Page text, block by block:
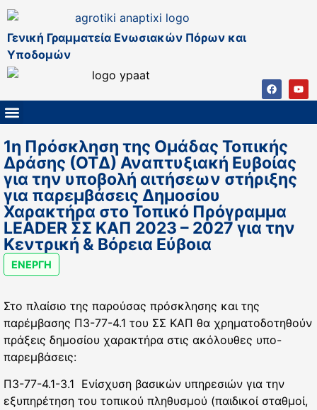
Γενική Γραμματεία Ενωσιακών Πόρων και
Υποδομών
1η Πρόσκληση της Ομάδας Τοπικής
Δράσης (ΟΤΔ) Αναπτυξιακή Ευβοίας
για την υποβολή αιτήσεων στήριξης
για παρεμβάσεις Δημοσίου
Χαρακτήρα στο Τοπικό Πρόγραμμα
LEADER ΣΣ ΚΑΠ 2023 – 2027 για την
Κεντρική & Βόρεια Εύβοια
ΕΝΕΡΓΗ
Στο πλαίσιο της παρούσας πρόσκλησης και της
παρέμβασης Π3-77-4.1 του ΣΣ ΚΑΠ θα χρηματοδοτηθούν
πράξεις δημοσίου χαρακτήρα στις ακόλουθες υπο-
παρεμβάσεις:
Π3-77-4.1-3.1 Ενίσχυση βασικών υπηρεσιών για την
εξυπηρέτηση του τοπικού πληθυσμού (παιδικοί σταθμοί,